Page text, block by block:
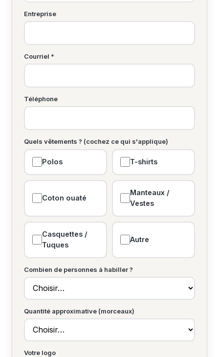
Entreprise
Courriel *
Téléphone
Quels vêtements ? (cochez ce qui s'applique)
Polos T-shirts
Coton ouaté
Manteaux /
Vestes
Casquettes /
Tuques
Autre
Combien de personnes à habiller ?
Quantité approximative (morceaux)
Votre logo